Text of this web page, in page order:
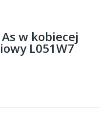
w kobiecej
L051W7